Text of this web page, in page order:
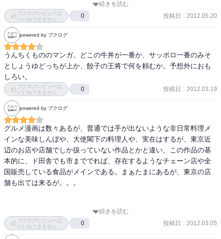
旦那の友達から薦められて読んだ作品。
一見、絵は地味だけど、食べ物論を熱く語る話には
引き込まれました。
刑事とか書いてるけど、仕事の描写はあまりありません（笑）
私は誰がなんと言おうと、今は無き王風麺（袋麺）が一番美味しか
ったと
思います。（復刻して欲しい！！）
続きを読む
ブクログレビューは
いいねできません
0 投稿日 : 2012.05.20
powered by ブクログ
うんちくもののマンガ。どこの牛丼が一番か、サッポロ一番のみそ
としょうゆどっちが上か、餃子の王将で何を頼むか。予想外におも
しろい。
ブクログレビューは
いいねできません
0 投稿日 : 2012.03.19
powered by ブクログ
グルメ漫画は数々あるが、普通では手が出ないような非日常料理メ
インな美味しんぼや、大使閣下の料理人や、実在はするが、東京近
辺のお店や店舗でしか扱っていない作品とかと違い、この作品の基
本的に、ド田舎でも市まででれば、存在するようなチェーン店や全
国販売している食品がメインである。まぁたまにあるが、東京の店
舗も出ては来るが。。。
ラーメンがどれがいいとかを大真面目に語り倒したりで、非常に面
白い。
続きを読む
ブクログレビューは
いいねできません
0 投稿日 : 2012.03.05